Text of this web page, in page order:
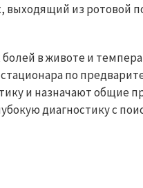
из ротовой
в животе и
по
и назначают общие
диагностику с